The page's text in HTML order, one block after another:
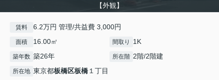
【外観】
賃料 6.2万円 管理/共益費 3,000円
面積 16.00㎡ 間取り 1K
築年数 築26年 所在階 2階/2階建
所在地 東京都板橋区板橋１丁目